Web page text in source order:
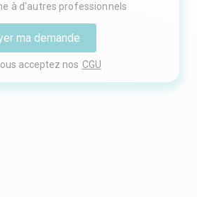
à d'autres professionnels
ma demande
acceptez nos CGU